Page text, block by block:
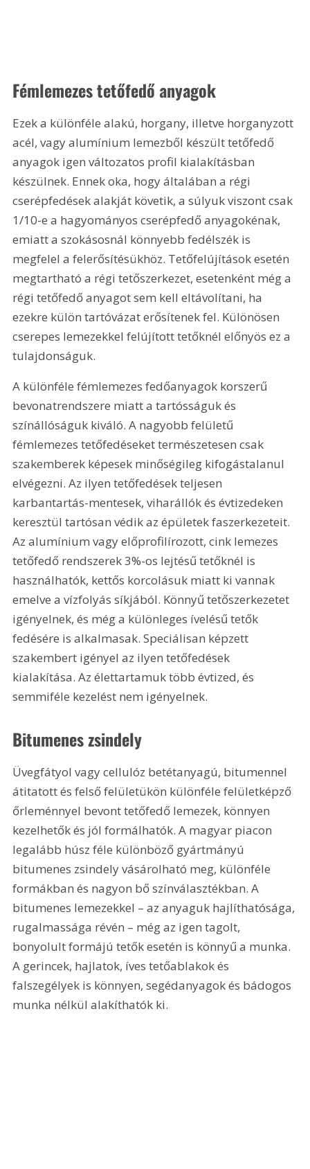
Fémlemezes tetőfedő anyagok
Ezek a különféle alakú, horgany, illetve horganyzott
acél, vagy alumínium lemezből készült tetőfedő
anyagok igen változatos profil kialakításban
készülnek. Ennek oka, hogy általában a régi
cserépfedések alakját követik, a súlyuk viszont csak
1/10-e a hagyományos cserépfedő anyagokénak,
emiatt a szokásosnál könnyebb fedélszék is
megfelel a felerősítésükhöz. Tetőfelújítások esetén
megtartható a régi tetőszerkezet, esetenként még a
régi tetőfedő anyagot sem kell eltávolítani, ha
ezekre külön tartóvázat erősítenek fel. Különösen
cserepes lemezekkel felújított tetőknél előnyös ez a
tulajdonságuk.
A különféle fémlemezes fedőanyagok korszerű
bevonatrendszere miatt a tartósságuk és
színállóságuk kiváló. A nagyobb felületű
fémlemezes tetőfedéseket természetesen csak
szakemberek képesek minőségileg kifogástalanul
elvégezni. Az ilyen tetőfedések teljesen
karbantartás-mentesek, viharállók és évtizedeken
keresztül tartósan védik az épületek faszerkezeteit.
Az alumínium vagy előprofilírozott, cink lemezes
tetőfedő rendszerek 3%-os lejtésű tetőknél is
használhatók, kettős korcolásuk miatt ki vannak
emelve a vízfolyás síkjából. Könnyű tetőszerkezetet
igényelnek, és még a különleges ívelésű tetők
fedésére is alkalmasak. Speciálisan képzett
szakembert igényel az ilyen tetőfedések
kialakítása. Az élettartamuk több évtized, és
semmiféle kezelést nem igényelnek.
Bitumenes zsindely
Üvegfátyol vagy cellulóz betétanyagú, bitumennel
átitatott és felső felületükön különféle felületképző
őrleménnyel bevont tetőfedő lemezek, könnyen
kezelhetők és jól formálhatók. A magyar piacon
legalább húsz féle különböző gyártmányú
bitumenes zsindely vásárolható meg, különféle
formákban és nagyon bő színválasztékban. A
bitumenes lemezekkel – az anyaguk hajlíthatósága,
rugalmassága révén – még az igen tagolt,
bonyolult formájú tetők esetén is könnyű a munka.
A gerincek, hajlatok, íves tetőablakok és
falszegélyek is könnyen, segédanyagok és bádogos
munka nélkül alakíthatók ki.